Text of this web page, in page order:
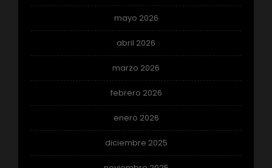
mayo 2026
abril 2026
marzo 2026
febrero 2026
enero 2026
diciembre 2025